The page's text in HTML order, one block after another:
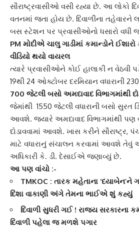
સૌરાષ્ટ્રવાસીઓ વસી રહ્યા છે. આ લોકો
વતનમાં જતા હોય છે. દિવાળીના
બસ સ્ટેશન પર પ્રવાસીઓનો ધસારો વધી
PM મોદીએ ચાલુ ગાડીમાં કમાન્ડોને
વીડિયો થયો વાયરલ
ત્યારે પ્રવાસીઓને કોઈ હાલાકી ન વેઠવી
19થી 24 ઓક્ટોબર દરમિયાન વધારાની
700 જેટલી બસો અમદાવાદવિભાગમાંથી
જેમાંથી 1550 જેટલી વધારાની બસો સુરત
આવશે. જ્યારે અમદાવાદ વિભાગમાંથી પણ
દોડાવવામાં આવશે. ખાસ કરીને સૌરાષ્ટ્ર,
માટે વધારાનું સંચાલન કરવામાં આવશે તેવું
અધિકારી કે. ડી. દેસાઈએ જણાવ્યું છે.
આ પણ વાંચો :-
TMKOC : તારક મહેતાના
દિશા વાકાણી અંગે તેમના ભાઈએ શું કહ્યું
દિવાળી સુધરી ગઈ ! રાજ્ય સરકારના
દિવાળી પહેલા જ મળશે પગાર